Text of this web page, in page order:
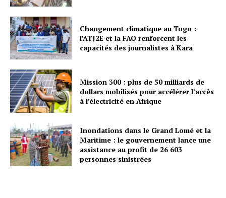
Changement climatique au Togo :
l’ATJ2E et la FAO renforcent les
capacités des journalistes à Kara
Mission 300 : plus de 50 milliards de
dollars mobilisés pour accélérer l’accès
à l’électricité en Afrique
Inondations dans le Grand Lomé et la
Maritime : le gouvernement lance une
assistance au profit de 26 603
personnes sinistrées